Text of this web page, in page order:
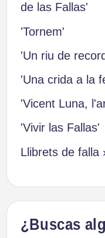
de las Fallas'
'Tornem'
'Un riu de
'Una crida a la
'Vicent Luna,
'Vivir las Fallas'
Llibrets de falla
¿Buscas